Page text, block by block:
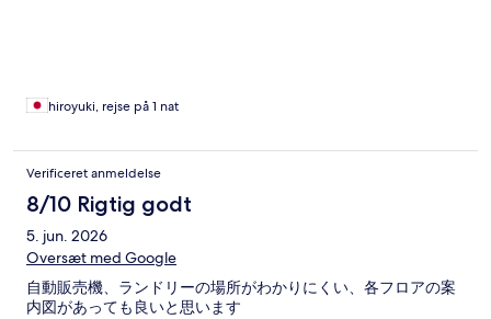
hiroyuki, rejse på 1 nat
Verificeret anmeldelse
8/10 Rigtig godt
5. jun. 2026
Oversæt med Google
自動販売機、ランドリーの場所がわかりにくい、各フロアの案
内図があっても良いと思います